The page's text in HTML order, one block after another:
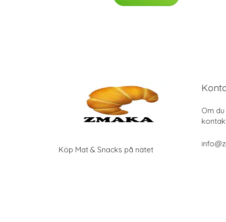
Köp Mat & Snacks på nätet
Om